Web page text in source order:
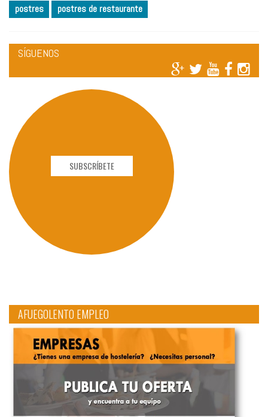
postres postres de restaurante
SÍGUENOS
SUBSCRÍBETE
AFUEGOLENTO EMPLEO